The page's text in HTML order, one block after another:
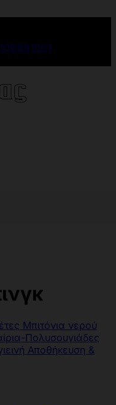
Μπιτόνια νερού
Πολυσουγιάδες
Αποθήκευση &